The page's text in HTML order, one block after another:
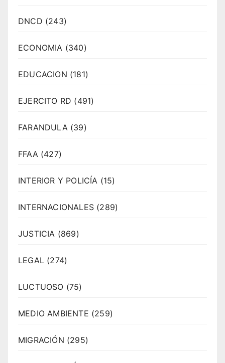
DNCD (243)
ECONOMIA (340)
EDUCACION (181)
EJERCITO RD (491)
FARANDULA (39)
FFAA (427)
INTERIOR Y POLICÍA (15)
INTERNACIONALES (289)
JUSTICIA (869)
LEGAL (274)
LUCTUOSO (75)
MEDIO AMBIENTE (259)
MIGRACIÓN (295)